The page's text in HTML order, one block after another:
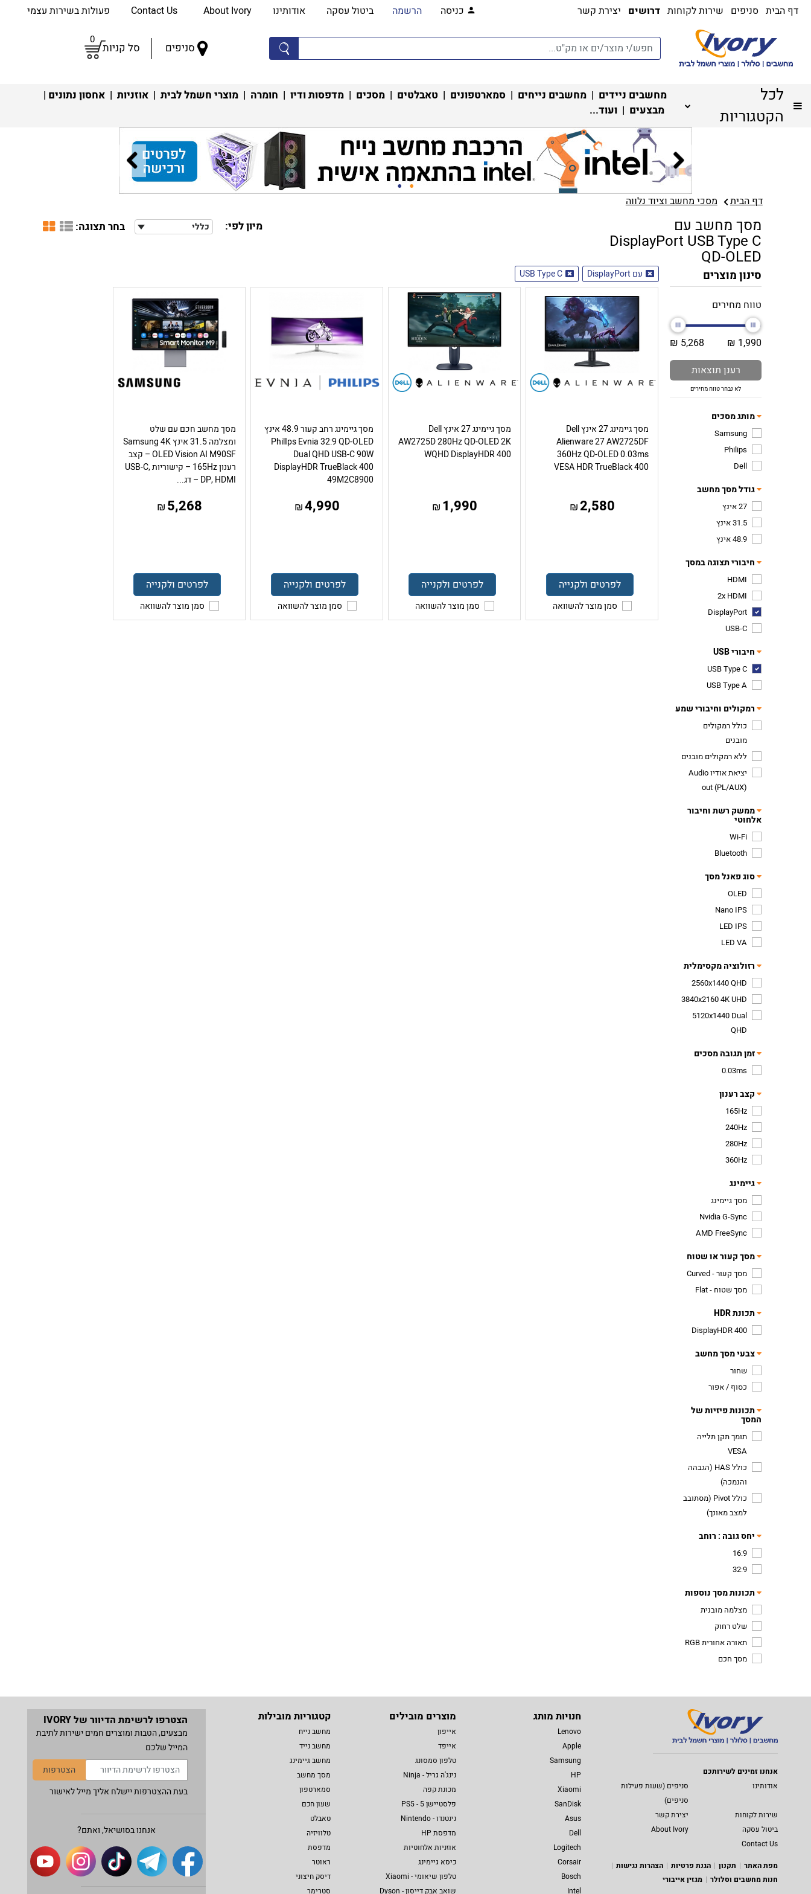
דף הבית סניפים שירות לקוחות דרושים יצירת קשר כניסה הרשמה ביטול עסקה אודותינו About Ivory פעולות בשירות עצמי
סניפים סל קניות
0
לכל
הקטגוריות
מחשבים ניידים | מחשבים נייחים | סמארטפונים | טאבלטים | מסכים | מדפסות ודיו | חומרה | מוצרי חשמל לבית | אוזניות | אחסון נתונים |
מבצעים | ועוד...
דף הבית מסכי מחשב וציוד נלווה
מסך מחשב עם
DisplayPort USB Type C
QD-OLED
מיון לפי: כללי בחר תצוגה:
סינון מוצרים
טווח מחירים
1,990 ₪
5,268 ₪
רענן תוצאות
לא נבחר טווח מחירים
מותג מסכים
Samsung
Philips
Dell
גודל מסך מחשב
27 אינץ
31.5 אינץ
48.9 אינץ
חיבורי תצוגה במסך
HDMI
2x HDMI
DisplayPort
USB-C
חיבורי USB
USB Type C
USB Type A
רמקולים וחיבורי שמע
כולל רמקולים
מובנים
ללא רמקולים מובנים
יציאת אודיו Audio
out (PL/AUX)
ממשק רשת וחיבור
אלחוטי
Wi-Fi
Bluetooth
סוג פאנל מסך
OLED
Nano IPS
LED IPS
LED VA
רזולוציה מקסימלית
2560x1440 QHD
3840x2160 4K UHD
5120x1440 Dual
QHD
זמן תגובה מסכים
0.03ms
קצב רענון
165Hz
240Hz
280Hz
360Hz
גיימינג
מסך גיימינג
Nvidia G-Sync
AMD FreeSync
מסך קעור או שטוח
מסך קעור - Curved
מסך שטוח - Flat
תכונת HDR
DisplayHDR 400
צבעי מסך מחשב
שחור
כסוף / אפור
תכונות פיזיות של
המסך
תומך תקן תלייה
VESA
כולל HAS (הגבהה
והנמכה)
כולל Pivot (מסתובב
למצב מאונך)
יחס גובה : רוחב
16:9
32:9
תכונות מסך נוספות
מצלמה מובנית
שלט רחוק
תאורה אחורית RGB
מסך חכם
עם DisplayPort USB Type C
מסך גיימינג 27 אינץ Dell
Alienware 27 AW2725DF
360Hz QD-OLED 0.03ms
VESA HDR TrueBlack 400
2,580
₪
לפרטים ולקנייה
סמן מוצר להשוואה
מסך גיימינג 27 אינץ Dell
AW2725D 280Hz QD-OLED 2K
WQHD DisplayHDR 400
1,990
₪
לפרטים ולקנייה
סמן מוצר להשוואה
מסך גיימינג רחב קעור 48.9 אינץ
PhilIps Evnia 32:9 QD-OLED
Dual QHD USB-C 90W
DisplayHDR TrueBlack 400
49M2C8900
4,990
₪
לפרטים ולקנייה
סמן מוצר להשוואה
מסך מחשב חכם עם שלט
ומצלמה 31.5 אינץ Samsung 4K
OLED Vision AI M90SF – קצב
רענון 165Hz – קישוריות USB-C,
DP, HDMI – דג...
5,268
₪
לפרטים ולקנייה
סמן מוצר להשוואה
אנחנו זמינים לשירותכם
אודותינו
סניפים (שעות פעילות
סניפים)
שירות לקוחות
יצירת קשר
ביטול עסקה
About Ivory
Contact Us
מפת האתר
תקנון הגנת פרטיות
הצהרות נגישות
חנות מחשבים וסלולר
מגזין אייבורי
חנויות מותג
Lenovo
Apple
Samsung
HP
Xiaomi
SanDisk
Asus
Dell
Logitech
Corsair
Bosch
Intel
מוצרים מובילים
אייפון
אייפד
טלפון סמסונג
נינג'ה גריל - Ninja
מכונת קפה
פלסטיישן 5 - PS5
נינטנדו - Nintendo
מדפסת HP
אוזניות אלחוטיות
כיסא גיימינג
טלפון שיאומי - Xiaomi
שואב אבק דייסון - Dyson
קטגוריות מובילות
מחשב נייח
מחשב נייד
מחשב גיימינג
מסך מחשב
סמארטפון
שעון חכם
טאבלט
טלוויזיה
מדפסת
ראוטר
דיסק חיצוני
סטרימר
הצטרפו לרשימת הדיוור של IVORY
מבצעים, הטבות ומוצרים חמים ישירות לתיבת
המייל שלכם
הצטרפות
בעת ההצטרפות יישלח אליך מייל לאישור
אנחנו בסושיאל, ואתם?